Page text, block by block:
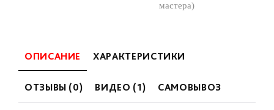
мастера)
ОПИСАНИЕ ХАРАКТЕРИСТИКИ
ОТЗЫВЫ (0) ВИДЕО (1) САМОВЫВОЗ